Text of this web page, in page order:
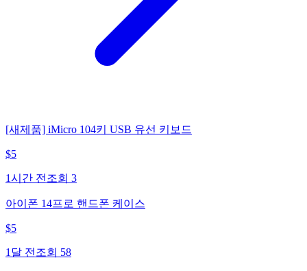
[새제품] iMicro 104키 USB 유선 키보드
$5
1시간 전 조회 3
아이폰 14프로 핸드폰 케이스
$5
1달 전 조회 58